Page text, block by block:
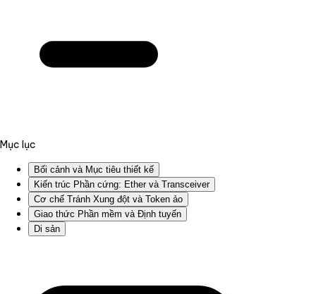
Mục lục
Bối cảnh và Mục tiêu thiết kế
Kiến trúc Phần cứng: Ether và Transceiver
Cơ chế Tránh Xung đột và Token ảo
Giao thức Phần mềm và Định tuyến
Di sản